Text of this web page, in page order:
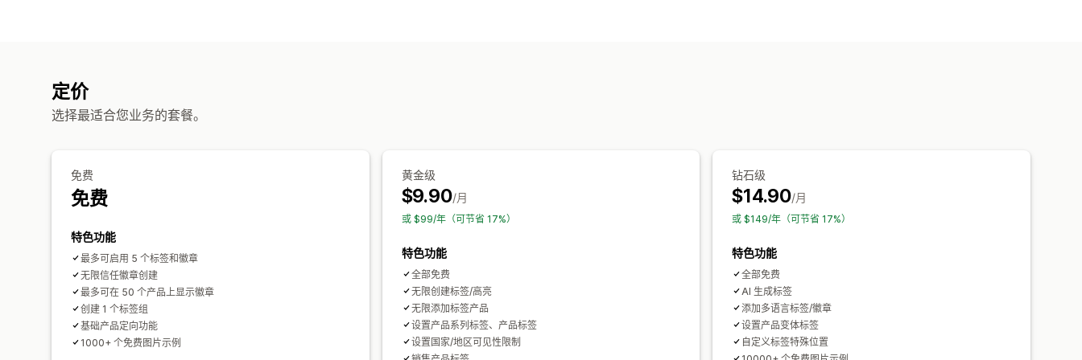
定价
选择最适合您业务的套餐。
免费
免费
特色功能
最多可启用 5 个标签和徽章
无限信任徽章创建
最多可在 50 个产品上显示徽章
创建 1 个标签组
基础产品定向功能
1000+ 个免费图片示例
黄金级
$9.90/月
或 $99/年（可节省 17%）
特色功能
全部免费
无限创建标签/高亮
无限添加标签产品
设置产品系列标签、产品标签
设置国家/地区可见性限制
钻石级
$14.90/月
或 $149/年（可节省 17%）
特色功能
全部免费
AI 生成标签
添加多语言标签/徽章
设置产品变体标签
自定义标签特殊位置